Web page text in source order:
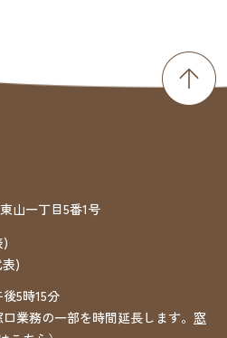
山一丁目5番1号
)
)
5時15分
業務の一部を時間延長します。 窓